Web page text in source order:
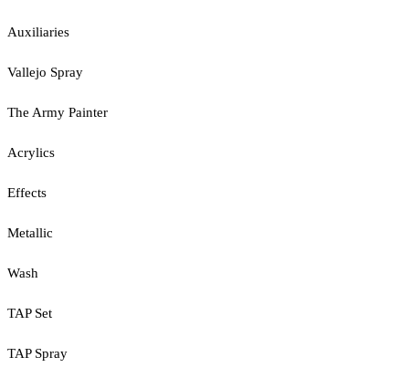
Auxiliaries
Vallejo Spray
The Army Painter
Acrylics
Effects
Metallic
Wash
TAP Set
TAP Spray